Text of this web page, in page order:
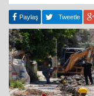
Paylaş Tweetle